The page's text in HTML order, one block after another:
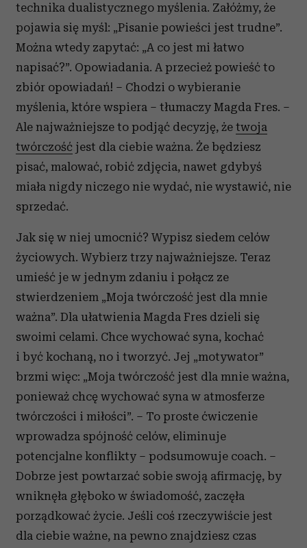
technika dualistycznego myślenia. Załóżmy, że
pojawia się myśl: „Pisanie powieści jest trudne”.
Można wtedy zapytać: „A co jest mi łatwo
napisać?”. Opowiadania. A przecież powieść to
zbiór opowiadań! – Chodzi o wybieranie
myślenia, które wspiera – tłumaczy Magda Fres. –
Ale najważniejsze to podjąć decyzję, że twoja
twórczość jest dla ciebie ważna. Że będziesz
pisać, malować, robić zdjęcia, nawet gdybyś
miała nigdy niczego nie wydać, nie wystawić, nie
sprzedać.
Jak się w niej umocnić? Wypisz siedem celów
życiowych. Wybierz trzy najważniejsze. Teraz
umieść je w jednym zdaniu i połącz ze
stwierdzeniem „Moja twórczość jest dla mnie
ważna”. Dla ułatwienia Magda Fres dzieli się
swoimi celami. Chce wychować syna, kochać
i być kochaną, no i tworzyć. Jej „motywator”
brzmi więc: „Moja twórczość jest dla mnie ważna,
ponieważ chcę wychować syna w atmosferze
twórczości i miłości”. – To proste ćwiczenie
wprowadza spójność celów, eliminuje
potencjalne konflikty – podsumowuje coach. –
Dobrze jest powtarzać sobie swoją afirmację, by
wniknęła głęboko w świadomość, zaczęła
porządkować życie. Jeśli coś rzeczywiście jest
dla ciebie ważne, na pewno znajdziesz czas